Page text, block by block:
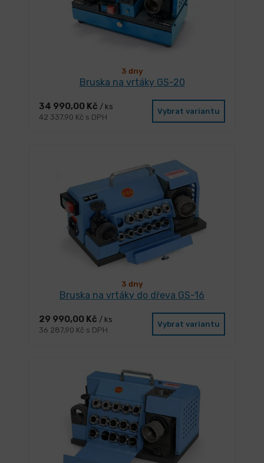
3 dny
Bruska na vrtáky GS-20
34 990,00 Kč / ks
42 337,90 Kč s DPH
Vybrat variantu
3 dny
Bruska na vrtáky do dřeva GS-16
29 990,00 Kč / ks
36 287,90 Kč s DPH
Vybrat variantu